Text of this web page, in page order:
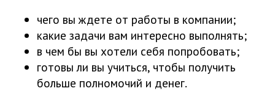
чего вы ждете от работы в компании;
какие задачи вам интересно выполнять;
в чем бы вы хотели себя попробовать;
готовы ли вы учиться, чтобы получить
больше полномочий и денег.